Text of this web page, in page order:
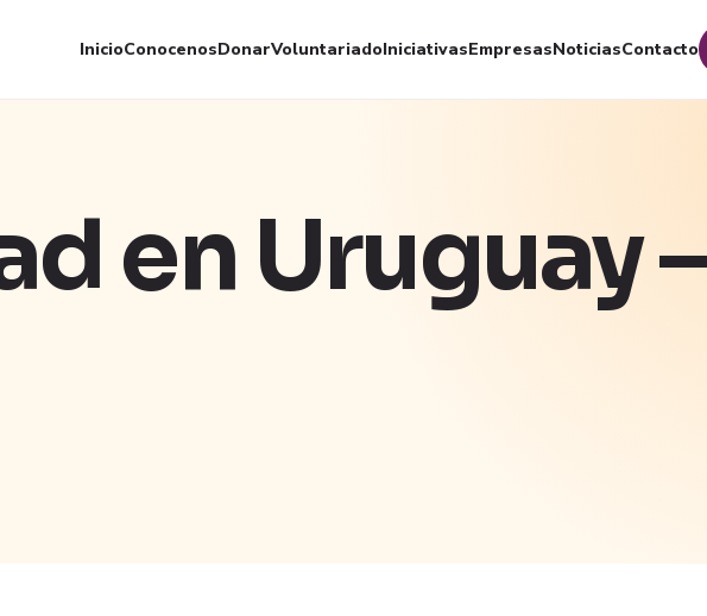
InicioConocenosDonarVoluntariadoIniciativasEmpresasNoticiasContacto
en Uruguay –